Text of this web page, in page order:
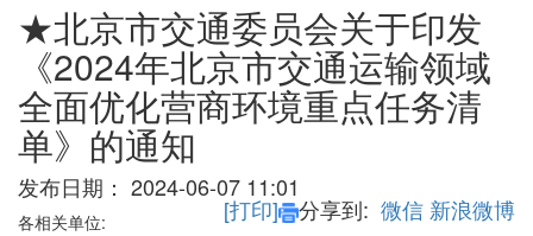
★北京市交通委员会关于印发
《2024年北京市交通运输领域
全面优化营商环境重点任务清
单》的通知
发布日期： 2024-06-07 11:01
[打印] 分享到: 微信 新浪微博
各相关单位: